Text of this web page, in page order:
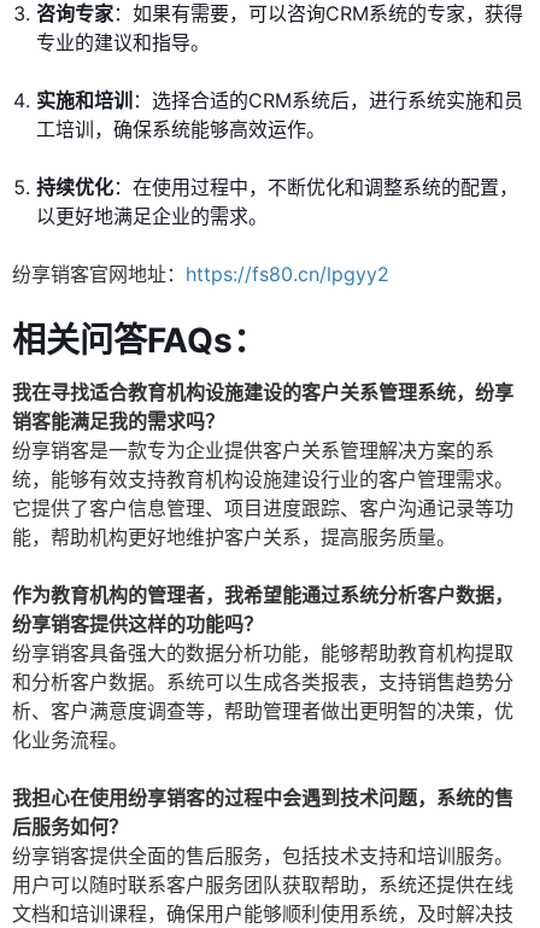
咨询专家：如果有需要，可以咨询CRM系统的专家，获得
专业的建议和指导。
实施和培训 ：选择合适的CRM系统后，进行系统实施和员
工培训，确保系统能够高效运作。
持续优化：在使用过程中，不断优化和调整系统的配置，
以更好地满足企业的需求。
纷享销客官网地址： https://fs80.cn/lpgyy2
相关问答FAQs：
我在寻找适合教育机构设施建设的客户关系管理系统，纷享
销客能满足我的需求吗？
纷享销客是一款专为企业提供客户关系管理解决方案的系
统，能够有效支持教育机构设施建设行业的客户管理需求。
它提供了客户信息管理、项目进度跟踪、客户沟通记录等功
能，帮助机构更好地维护客户关系，提高服务质量。
作为教育机构的管理者，我希望能通过系统分析客户数据，
纷享销客提供这样的功能吗？
纷享销客具备强大的数据分析功能，能够帮助教育机构提取
和分析客户数据。系统可以生成各类报表，支持销售趋势分
析、客户满意度调查等，帮助管理者做出更明智的决策，优
化业务流程。
我担心在使用纷享销客的过程中会遇到技术问题，系统的售
后服务如何？
纷享销客提供全面的售后服务，包括技术支持和培训服务。
用户可以随时联系客户服务团队获取帮助，系统还提供在线
文档和培训课程，确保用户能够顺利使用系统，及时解决技